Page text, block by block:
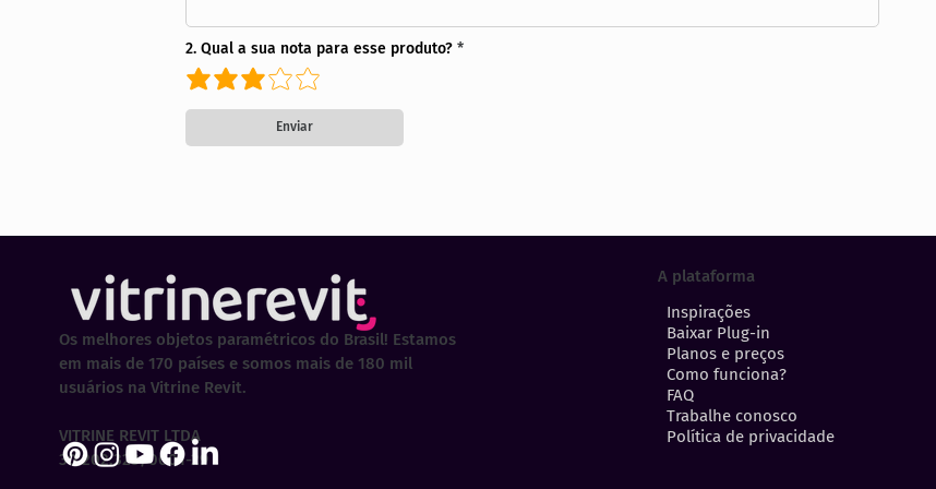
2. Qual a sua nota para esse produto?
Enviar
A plataforma
Inspirações
Baixar Plug-in
Planos e preços
Como funciona?
FAQ
Trabalhe conosco
Política de privacidade
Os melhores objetos paramétricos do Brasil! Estamos
em mais de 170 países e somos mais de 180 mil
usuários na Vitrine Revit.
VITRINE REVIT LTDA
30.202.323/0001-29